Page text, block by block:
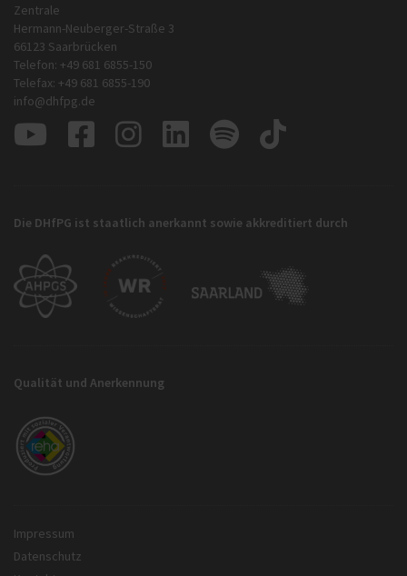
Zentrale
Hermann-Neuberger-Straße 3
66123 Saarbrücken
Telefon: +49 681 6855-150
Telefax: +49 681 6855-190
info@dhfpg.de
Die DHfPG ist staatlich anerkannt sowie akkreditiert durch
Qualität und Anerkennung
Impressum
Datenschutz